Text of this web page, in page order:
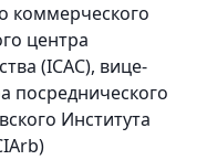
коммерческого
центра
(ICAC), вице-
посреднического
Института